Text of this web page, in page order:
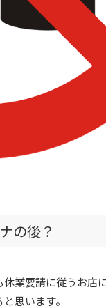
の後？
業要請に従うお店
思います。